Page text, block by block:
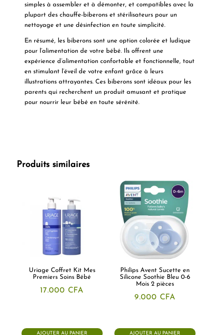
simples à assembler et à démonter, et compatibles avec la
plupart des chauffe-biberons et stérilisateurs pour un
nettoyage et une désinfection en toute simplicité.
En résumé, les biberons sont une option colorée et ludique
pour l’alimentation de votre bébé. Ils offrent une
expérience d’alimentation confortable et fonctionnelle, tout
en stimulant l’éveil de votre enfant grâce à leurs
illustrations attrayantes. Ces biberons sont idéaux pour les
parents qui recherchent un produit amusant et pratique
pour nourrir leur bébé en toute sérénité.
Produits similaires
Uriage Coffret Kit Mes
Premiers Soins Bébé
17.000 CFA
AJOUTER AU PANIER
Philips Avent Sucette en
Silicone Soothie Bleu 0-6
Mois 2 pièces
9.000 CFA
AJOUTER AU PANIER